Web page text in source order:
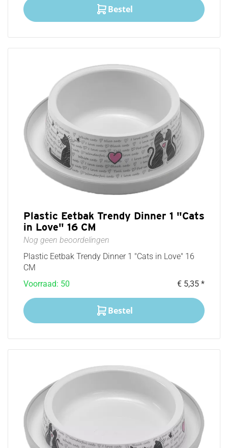
Bestel
Plastic Eetbak Trendy Dinner 1 "Cats
in Love" 16 CM
Nog geen beoordelingen
Plastic Eetbak Trendy Dinner 1 "Cats in Love" 16
CM
Voorraad: 50
€ 5,35 *
Bestel